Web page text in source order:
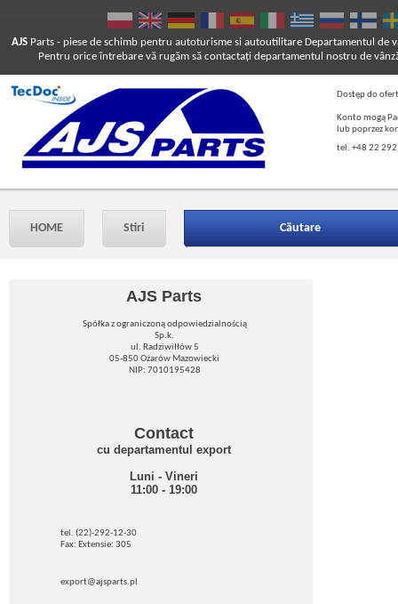
AJS Parts - piese de schimb pentru autoturisme si autoutilitare
Pentru orice întrebare vă rugăm să contactaţi departamentul nostru de
Departamentul de
Dostęp do
Konto mogą
lub poprzez
tel. +48 22
HOME Stiri Căutare
AJS Parts
Spółka z ograniczoną odpowiedzialnością
Sp.k.
ul. Radziwiłłów 5
05-850 Ożarów Mazowiecki
NIP: 7010195428
Contact
cu departamentul export
Luni - Vineri
11:00 - 19:00
tel. (22)-292-12-30
Fax: Extensie: 305
export@ajsparts.pl